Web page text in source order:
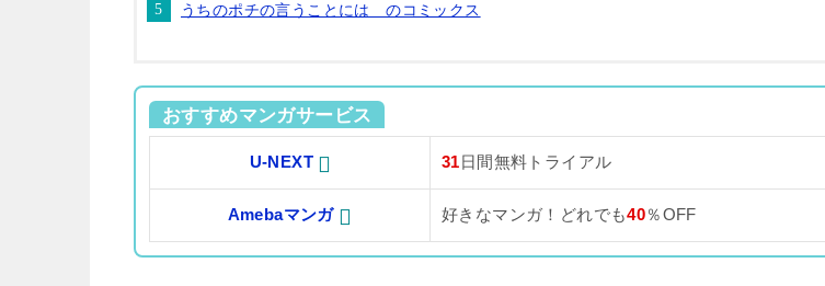
うちのポチの言うことには のコミックス
おすすめマンガサービス
U-NEXT 31 日間無料トライアル
Amebaマンガ 好きなマンガ！どれでも40％OFF